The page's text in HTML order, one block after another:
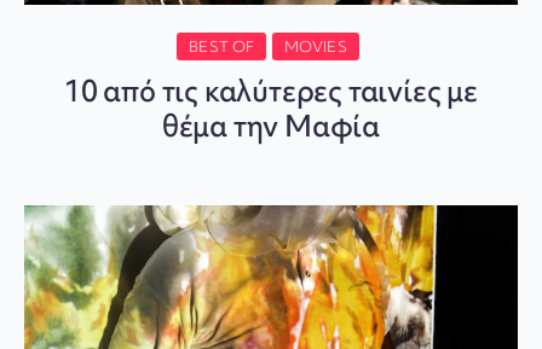
BEST OF MOVIES
10 από τις καλύτερες ταινίες με
θέμα την Μαφία